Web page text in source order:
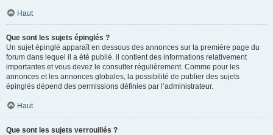
Haut
Que sont les sujets épinglés ?
Un sujet épinglé apparaît en dessous des annonces sur la première page du
forum dans lequel il a été publié. il contient des informations relativement
importantes et vous devez le consulter régulièrement. Comme pour les
annonces et les annonces globales, la possibilité de publier des sujets
épinglés dépend des permissions définies par l’administrateur.
Haut
Que sont les sujets verrouillés ?